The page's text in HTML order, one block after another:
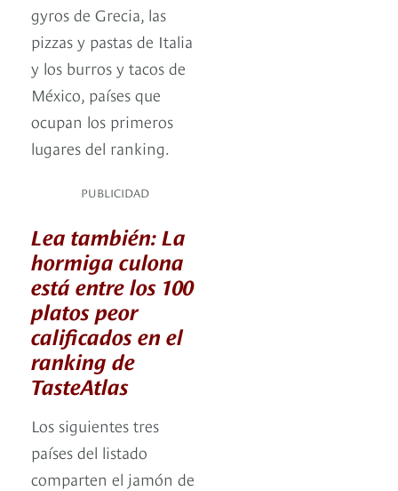
gyros de Grecia, las
pizzas y pastas de Italia
y los burros y tacos de
México, países que
ocupan los primeros
lugares del ranking.
PUBLICIDAD
Lea también: La
hormiga culona
está entre los 100
platos peor
calificados en el
ranking de
TasteAtlas
Los siguientes tres
países del listado
comparten el jamón de